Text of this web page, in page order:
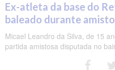
Ex-atleta da base do
baleado durante
Micael Leandro da Silva, de 15
partida amistosa disputada no